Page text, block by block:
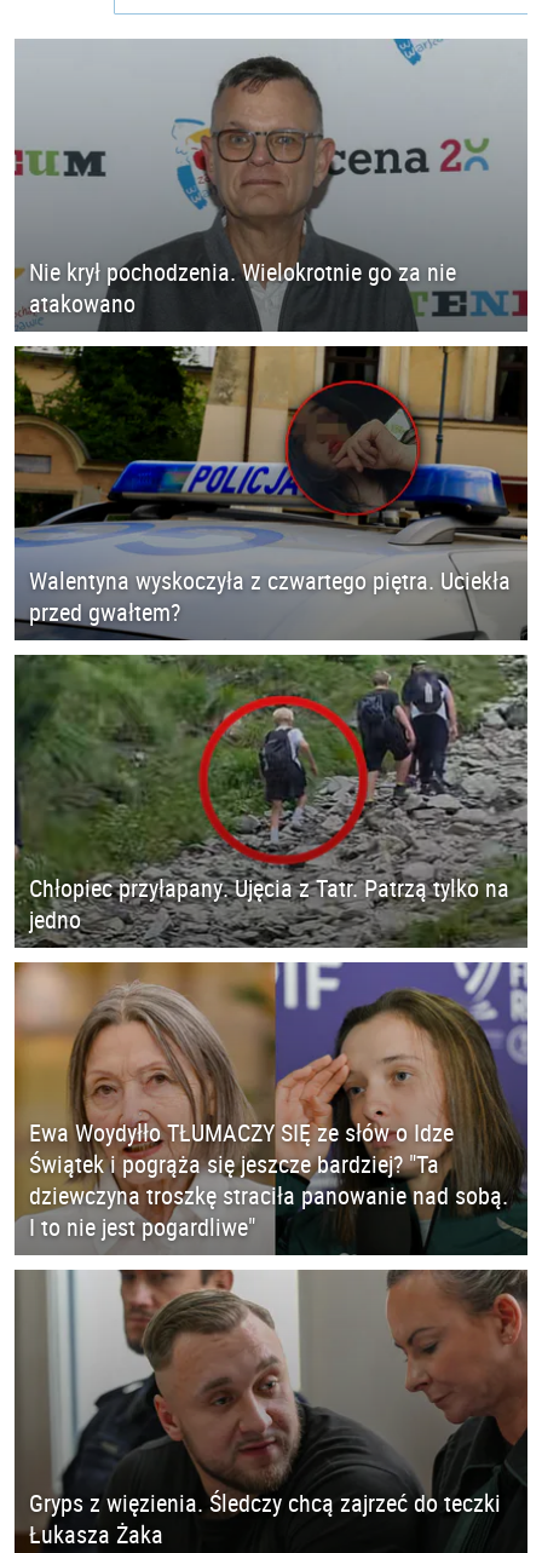
Nie krył pochodzenia. Wielokrotnie go za nie
atakowano
Walentyna wyskoczyła z czwartego piętra. Uciekła
przed gwałtem?
Chłopiec przyłapany. Ujęcia z Tatr. Patrzą tylko na
jedno
Ewa Woydyłło TŁUMACZY SIĘ ze słów o Idze
Świątek i pogrąża się jeszcze bardziej? "Ta
dziewczyna troszkę straciła panowanie nad sobą.
I to nie jest pogardliwe"
Gryps z więzienia. Śledczy chcą zajrzeć do teczki
Łukasza Żaka